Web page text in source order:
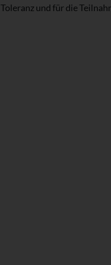
und für die